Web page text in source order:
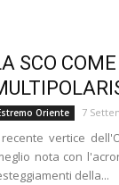
SCO
Oriente 7
vertice
nota con
della...